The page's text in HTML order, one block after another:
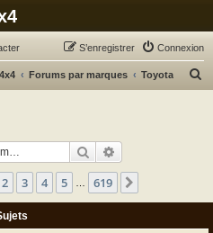
Connexion
S’enregistrer
Forums par marques Toyota
c
Rechercher
1sur619
2 3 4 5 619